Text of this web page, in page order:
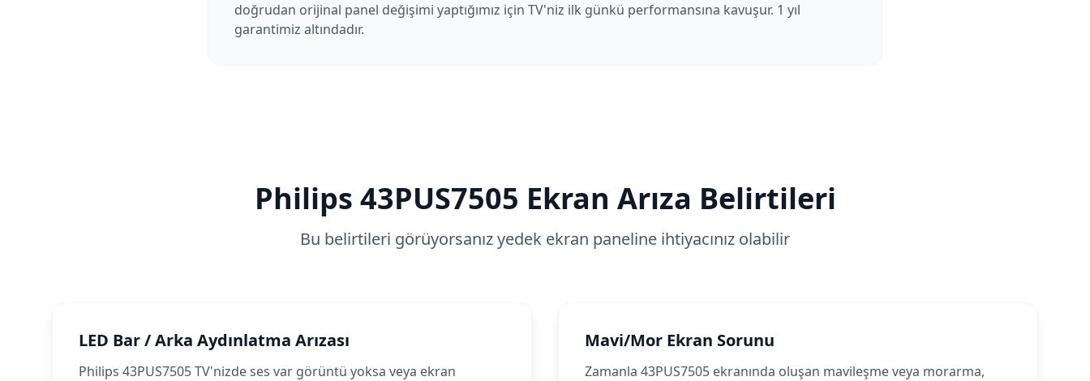
doğrudan orijinal panel değişimi yaptığımız için TV'niz ilk günkü performansına kavuşur. 1 yıl
garantimiz altındadır.
Philips 43PUS7505 Ekran Arıza Belirtileri
Bu belirtileri görüyorsanız yedek ekran paneline ihtiyacınız olabilir
LED Bar / Arka Aydınlatma Arızası
Philips 43PUS7505 TV'nizde ses var görüntü yoksa veya ekran
Mavi/Mor Ekran Sorunu
Zamanla 43PUS7505 ekranında oluşan mavileşme veya morarma,